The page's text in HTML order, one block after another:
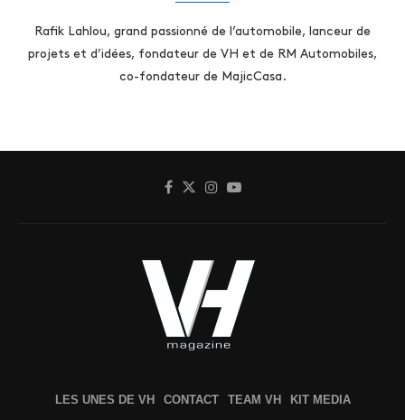
Rafik Lahlou, grand passionné de l’automobile, lanceur de
projets et d’idées, fondateur de VH et de RM Automobiles,
co-fondateur de MajicCasa.
LES UNES DE VH CONTACT TEAM VH KIT MEDIA